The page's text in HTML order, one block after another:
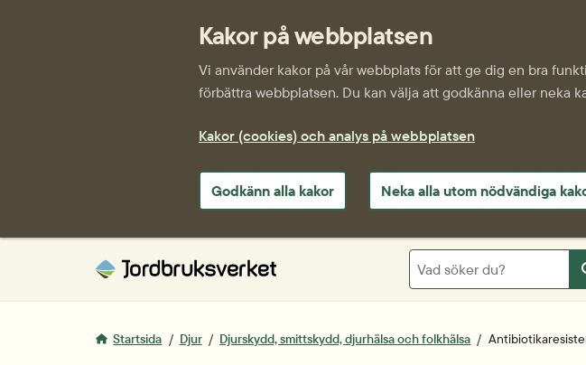
Kakor på webbplatsen
Vi använder kakor på vår webbplats för att ge dig en bra
förbättra webbplatsen. Du kan välja att godkänna eller neka
Kakor (cookies) och analys på webbplatsen
Godkänn alla kakor Neka alla utom nödvändiga
Sök
Startsida Djur Djurskydd, smittskydd, djurhälsa och folkhälsa